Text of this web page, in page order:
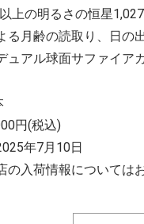
上の明るさの恒星
る月齢の読取り、日の
ュアル球面サファイア
円(税込)
年7月10日
入荷情報については